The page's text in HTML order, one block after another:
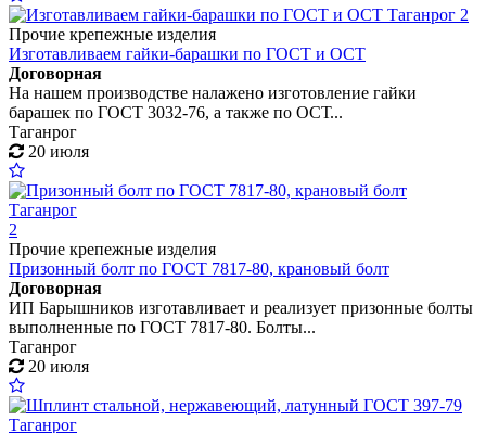
2
Прочие крепежные изделия
Изготавливаем гайки-барашки по ГОСТ и ОСТ
Договорная
На нашем производстве налажено изготовление гайки
барашек по ГОСТ 3032-76, а также по ОСТ...
Таганрог
20 июля
2
Прочие крепежные изделия
Призонный болт по ГОСТ 7817-80, крановый болт
Договорная
ИП Барышников изготавливает и реализует призонные болты
выполненные по ГОСТ 7817-80. Болты...
Таганрог
20 июля